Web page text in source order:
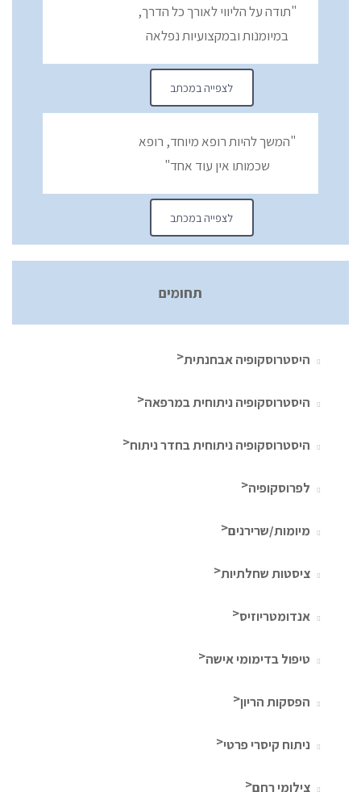
"תודה על הליווי לאורך כל הדרך,
במיומנות ובמקצועיות נפלאה
לצפייה במכתב
"המשך להיות רופא מיוחד, רופא
שכמותו אין עוד אחד"
לצפייה במכתב
תחומים
היסטרוסקופיה אבחנתית
היסטרוסקופיה ניתוחית במרפאה
היסטרוסקופיה ניתוחית בחדר ניתוח
לפרוסקופיה
מיומות/שרירנים
ציסטות שחלתיות
אנדומטריוזיס
טיפול בדימומי אישה
הפסקות הריון
ניתוח קיסרי פרטי
צילומי רחם